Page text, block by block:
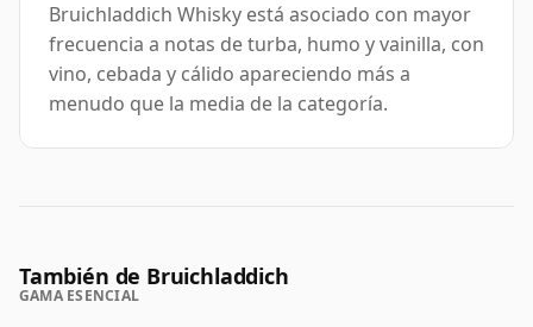
Bruichladdich Whisky está asociado con mayor
frecuencia a notas de turba, humo y vainilla, con
vino, cebada y cálido apareciendo más a
menudo que la media de la categoría.
También de Bruichladdich
GAMA ESENCIAL